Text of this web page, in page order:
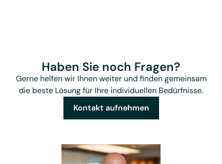
Haben Sie noch Fragen?
Gerne helfen wir Ihnen weiter und finden gemeinsam
die beste Lösung für Ihre individuellen Bedürfnisse.
Kontakt aufnehmen